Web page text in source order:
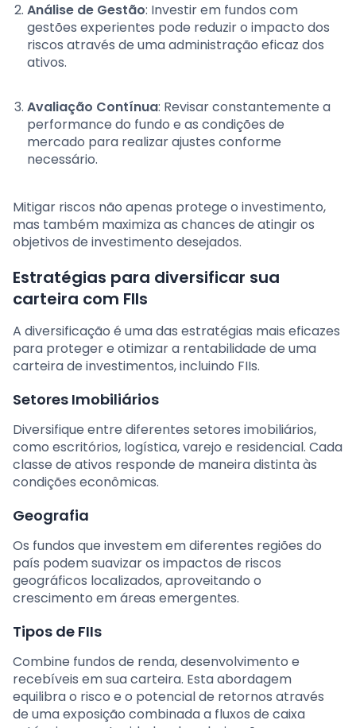
Análise de Gestão: Investir em fundos com
gestões experientes pode reduzir o impacto dos
riscos através de uma administração eficaz dos
ativos.
Avaliação Contínua: Revisar constantemente a
performance do fundo e as condições de
mercado para realizar ajustes conforme
necessário.
Mitigar riscos não apenas protege o investimento,
mas também maximiza as chances de atingir os
objetivos de investimento desejados.
Estratégias para diversificar sua
carteira com FIIs
A diversificação é uma das estratégias mais eficazes
para proteger e otimizar a rentabilidade de uma
carteira de investimentos, incluindo FIIs.
Setores Imobiliários
Diversifique entre diferentes setores imobiliários,
como escritórios, logística, varejo e residencial. Cada
classe de ativos responde de maneira distinta às
condições econômicas.
Geografia
Os fundos que investem em diferentes regiões do
país podem suavizar os impactos de riscos
geográficos localizados, aproveitando o
crescimento em áreas emergentes.
Tipos de FIIs
Combine fundos de renda, desenvolvimento e
recebíveis em sua carteira. Esta abordagem
equilibra o risco e o potencial de retornos através
de uma exposição combinada a fluxos de caixa